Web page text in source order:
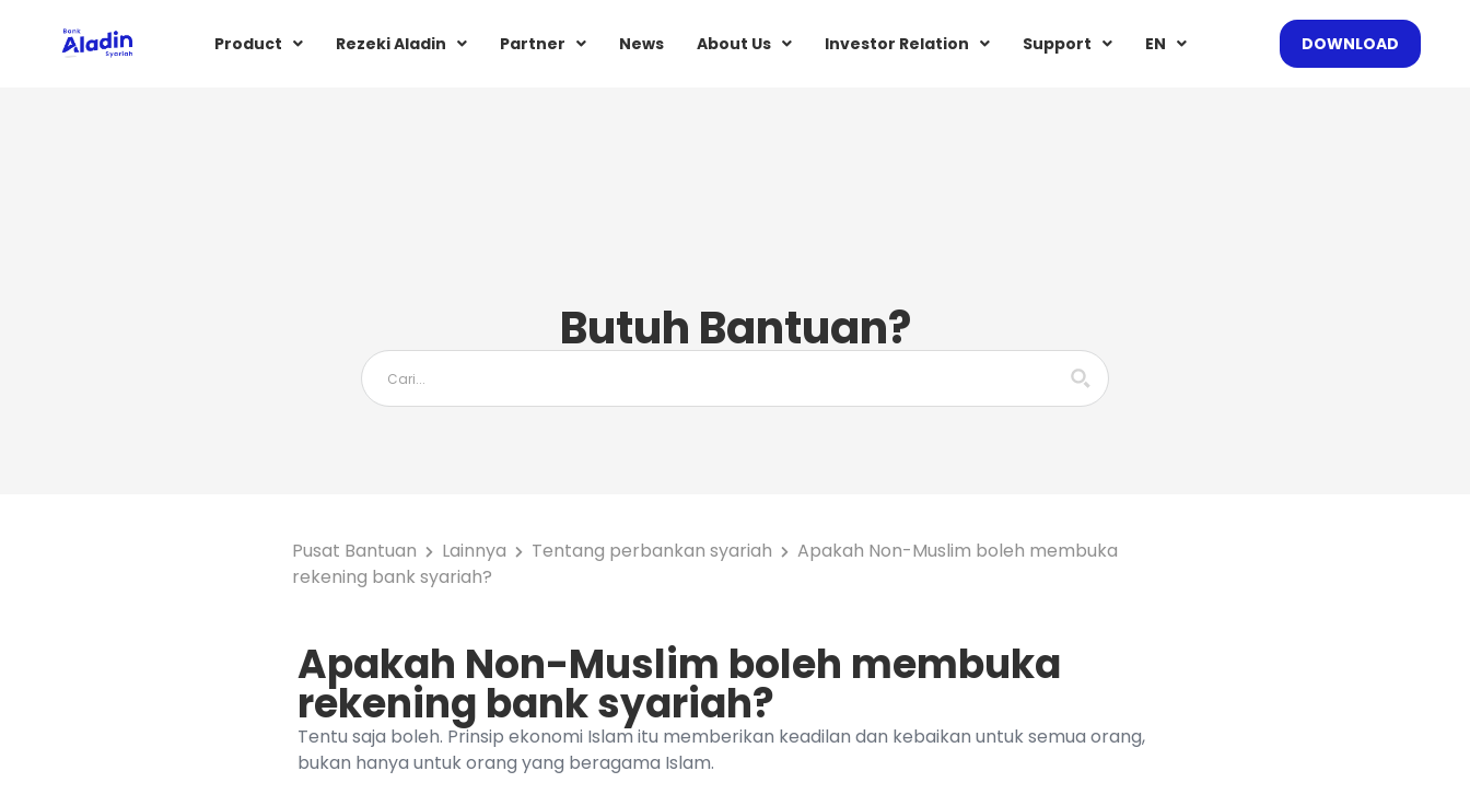
Product Rezeki Aladin Partner News About Us Investor Relation Support EN DOWNLOAD
Butuh Bantuan?
Pusat Bantuan Lainnya Tentang perbankan syariah
Apakah Non-Muslim boleh membuka
rekening bank syariah?
Apakah Non-Muslim boleh membuka
rekening bank syariah?
Tentu saja boleh. Prinsip ekonomi Islam itu memberikan keadilan dan kebaikan untuk semua orang,
bukan hanya untuk orang yang beragama Islam.